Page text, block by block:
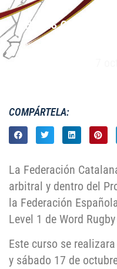
BECAS CURSO DE
7
COMPÁRTELA:
La Federación
arbitral y dentro del
la Federación
Level 1 de Word
Este curso se
y sábado 17 de